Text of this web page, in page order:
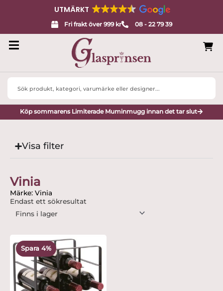
UTMÄRKT
Fri frakt över 999 kr 08 - 22 79 39
Search
Köp sommarens Limiterade Muminmugg innan det tar slut
Visa filter
Vinia
Märke: Vinia
Endast ett sökresultat
Spara 4%
ursprungliga
var:
729 kr.
Det
nuvarande
priset
är:
699 kr.